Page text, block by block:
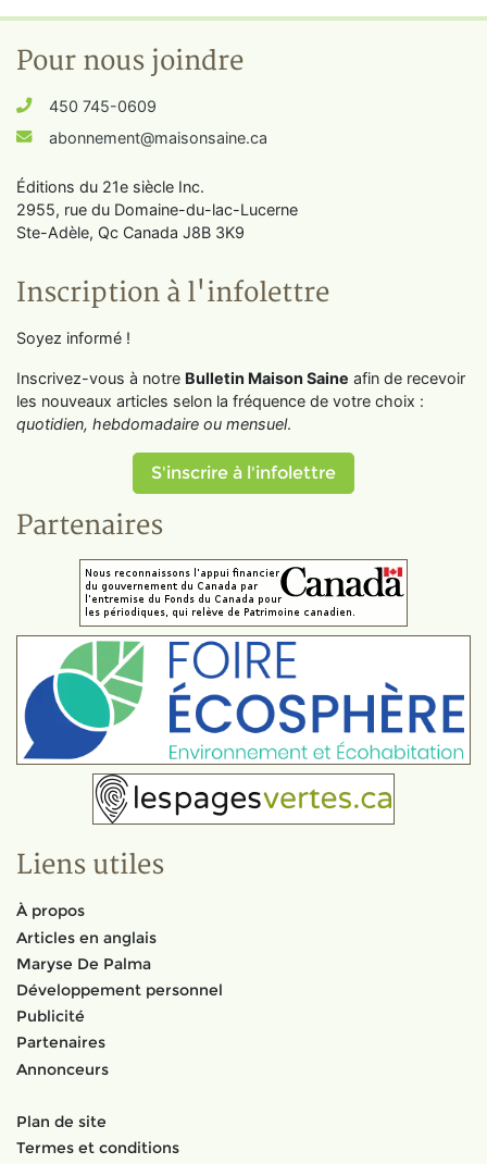
Pour nous joindre
450 745-0609
abonnement@maisonsaine.ca
Éditions du 21e siècle Inc.
2955, rue du Domaine-du-lac-Lucerne
Ste-Adèle, Qc Canada J8B 3K9
Inscription à l'infolettre
Soyez informé !
Inscrivez-vous à notre Bulletin Maison Saine afin de recevoir
les nouveaux articles selon la fréquence de votre choix :
quotidien, hebdomadaire ou mensuel.
S'inscrire à l'infolettre
Partenaires
Liens utiles
À propos
Articles en anglais
Maryse De Palma
Développement personnel
Publicité
Partenaires
Annonceurs
Plan de site
Termes et conditions